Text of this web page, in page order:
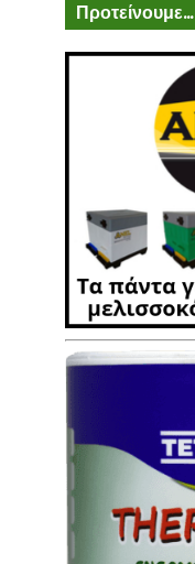
Προτείνουμε...